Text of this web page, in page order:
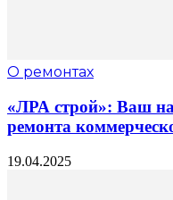
О ремонтах
«ЛРА строй»: Ваш
ремонта
19.04.2025